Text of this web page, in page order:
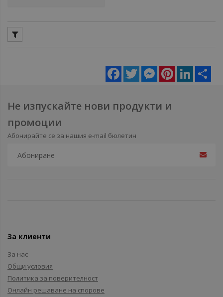
Facebook
Twitter MessengerPinterestLinkedIn
Не изпускайте нови продукти и
промоции
Абонирайте се за нашия e-mail бюлетин
За клиенти
За нас
Общи условия
Политика за поверителност
Онлайн решаване на спорове